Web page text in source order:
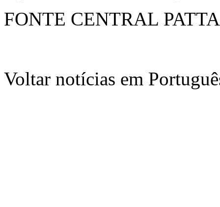
FONTE CENTRAL
Voltar notícias em